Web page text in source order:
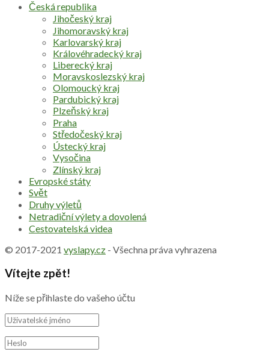
Česká republika
Jihočeský kraj
Jihomoravský kraj
Karlovarský kraj
Královéhradecký kraj
Liberecký kraj
Moravskoslezský kraj
Olomoucký kraj
Pardubický kraj
Plzeňský kraj
Praha
Středočeský kraj
Ústecký kraj
Vysočina
Zlínský kraj
Evropské státy
Svět
Druhy výletů
Netradiční výlety a dovolená
Cestovatelská videa
© 2017-2021 vyslapy.cz - Všechna práva vyhrazena
Vítejte zpět!
Níže se přihlaste do vašeho účtu